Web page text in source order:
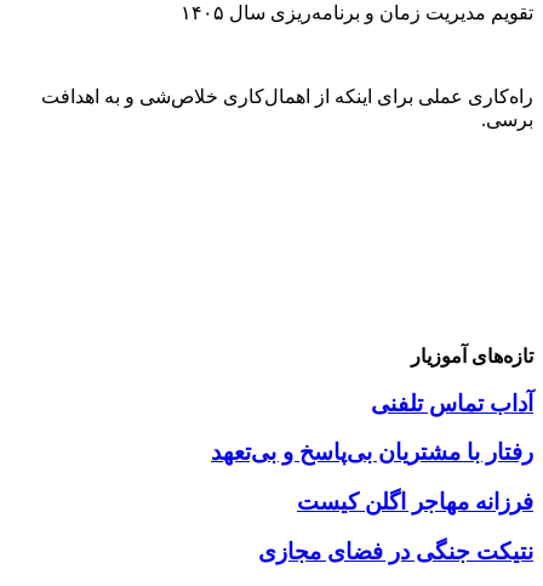
تقویم مدیریت زمان و برنامه‌ریزی سال ۱۴۰۵
راه‌کاری عملی برای اینکه از اهمال‌کاری خلاص‌شی و به اهدافت
برسی.
تازه‌های آموزیار
آداب تماس تلفنی
رفتار با مشتریان بی‌پاسخ و بی‌تعهد
فرزانه مهاجر اگلن کیست
نتیکت جنگی در فضای مجازی